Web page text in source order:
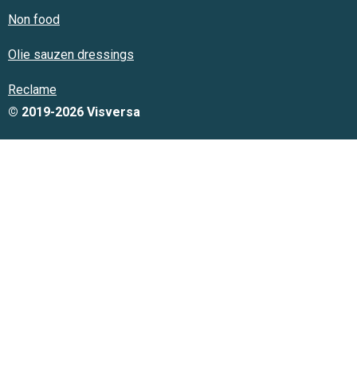
Non food
Olie sauzen dressings
Reclame
© 2019-2026 Visversa